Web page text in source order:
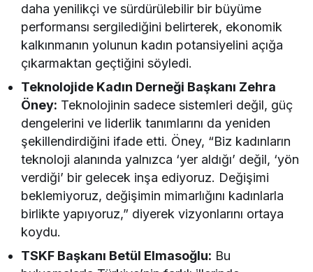
daha yenilikçi ve sürdürülebilir bir büyüme
performansı sergilediğini belirterek, ekonomik
kalkınmanın yolunun kadın potansiyelini açığa
çıkarmaktan geçtiğini söyledi.
Teknolojide Kadın Derneği Başkanı Zehra
Öney: Teknolojinin sadece sistemleri değil, güç
dengelerini ve liderlik tanımlarını da yeniden
şekillendirdiğini ifade etti. Öney, “Biz kadınların
teknoloji alanında yalnızca ‘yer aldığı’ değil, ‘yön
verdiği’ bir gelecek inşa ediyoruz. Değişimi
beklemiyoruz, değişimin mimarlığını kadınlarla
birlikte yapıyoruz,” diyerek vizyonlarını ortaya
koydu.
TSKF Başkanı Betül Elmasoğlu: Bu